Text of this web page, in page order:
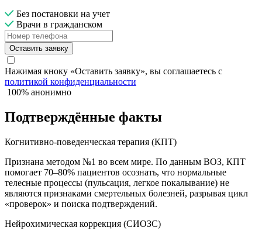
Без постановки на учет
Врачи в гражданском
Оставить заявку
Нажимая кноку «Оставить заявку», вы соглашаетесь с
политикой конфиденциальности
100% анонимно
Подтверждённые факты
Когнитивно-поведенческая терапия (КПТ)
Признана методом №1 во всем мире. По данным ВОЗ, КПТ
помогает 70–80% пациентов осознать, что нормальные
телесные процессы (пульсация, легкое покалывание) не
являются признаками смертельных болезней, разрывая цикл
«проверок» и поиска подтверждений.
Нейрохимическая коррекция (СИОЗС)